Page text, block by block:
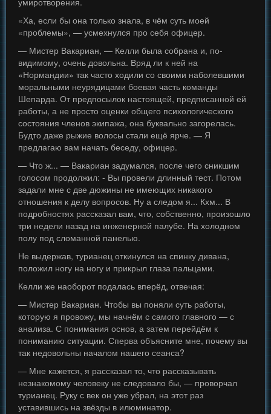
«Ха, если бы она только знала, в чём суть моей
«проблемы», — усмехнулся про себя офицер.
— Мистер Вакариан, — Келли была собрана и, по-
видимому, очень довольна. Вряд ли к ней на
«Нормандии» так часто ходили со своими наболевшими
моральными неурядицами боевая часть команды
Шепарда. От предпосылок настоящей, предписанной ей
работы, а не просто оценки общего психологического
состояния членов экипажа, она буквально загорелась.
Будто даже рыжие волосы стали ещё ярче. — Я
предлагаю вам начать беседу, офицер.
— Что ж... — Вакариан задумался, после чего сникшим
голосом продолжил: - Вы провели длинный тест. Потом
задали мне с две дюжины не имеющих никакого
отношения к делу вопросов. Ну а следом я... Кхм... В
подробностях рассказал вам, что, собственно, произошло
три недели назад на инженерной палубе. На холодном
полу под сломанной панелью.
Не выдержав, турианец откинулся на спинку дивана,
положил ногу на ногу и прикрыл глаза пальцами.
Келли же наоборот подалась вперёд, отвечая:
— Мистер Вакариан. Чтобы вы поняли суть работы,
которую я провожу, мы начнём с самого главного — с
анализа. С понимания основ, а затем перейдём к
пониманию ситуации. Сперва объясните мне, почему вы
так недовольны началом нашего сеанса?
— Мне кажется, я рассказал то, что рассказывать
незнакомому человеку не следовало бы, — проворчал
турианец. Руку с век он уже убрал, на этот раз
уставившись на звёзды в илюминатор.